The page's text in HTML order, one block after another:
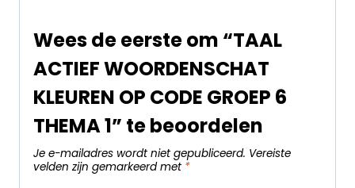
Wees de eerste om “TAAL
ACTIEF WOORDENSCHAT
KLEUREN OP CODE GROEP 6
THEMA 1” te beoordelen
Je e-mailadres wordt niet gepubliceerd. Vereiste
velden zijn gemarkeerd met *